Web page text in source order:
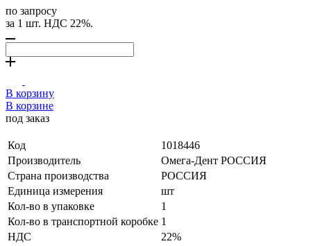
по запросу
за 1 шт. НДС 22%.
В корзину
В корзине
под заказ
Код
1018446
Производитель
Омега-Дент РОССИЯ
Страна производства
РОССИЯ
Единица измерения
шт
Кол-во в упаковке
1
Кол-во в транспортной коробке 1
НДС
22%